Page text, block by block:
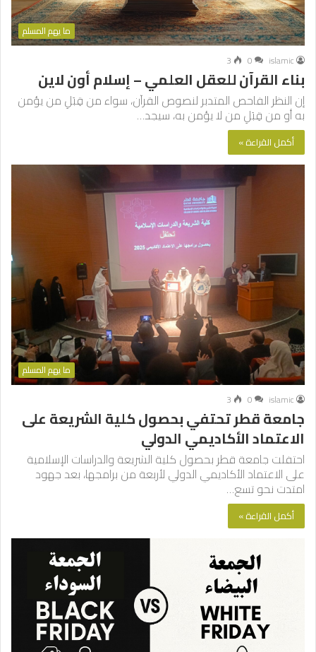
ما يهم المسلم
islamic
0
3
بناء القرآن للعقل العلمي – إسلام أون لاين
إن النظر الفاحص المتدبر لنصوص القرآن، سواء من قِبَلِ من يؤمن
به أو من قِبَلِ من لا يؤمن به، سيجد…
أكمل القراءة »
ما يهم المسلم
islamic
0
3
جامعة قطر تحتفي بحصول كلية الشريعة على
الاعتماد الأكاديمي الدولي
احتفلت جامعة قطر بحصول كلية الشريعة والدراسات الإسلامية
على الاعتماد الأكاديمي الدولي لأربعة من برامجها، بعد جهود
امتدت نحو تسع…
أكمل القراءة »